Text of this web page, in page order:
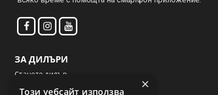
ЗА ДИЛЪРИ
Станете дилър
Видеоклипове
×
Този уебсайт използва